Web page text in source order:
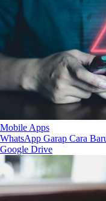
Mobile Apps
WhatsApp Garap Cara
Google Drive